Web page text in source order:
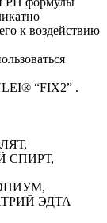
к воздействию
“FIX2” .
СПИРТ,
ЭДТА